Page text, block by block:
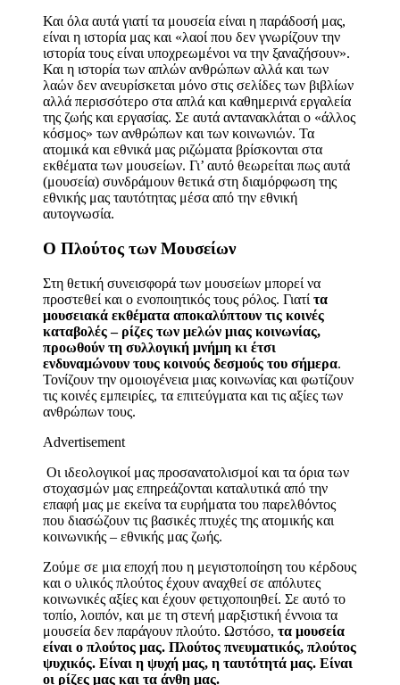
Και όλα αυτά γιατί τα μουσεία είναι η παράδοσή μας,
είναι η ιστορία μας και «λαοί που δεν γνωρίζουν την
ιστορία τους είναι υποχρεωμένοι να την ξαναζήσουν».
Και η ιστορία των απλών ανθρώπων αλλά και των
λαών δεν ανευρίσκεται μόνο στις σελίδες των βιβλίων
αλλά περισσότερο στα απλά και καθημερινά εργαλεία
της ζωής και εργασίας. Σε αυτά αντανακλάται ο «άλλος
κόσμος» των ανθρώπων και των κοινωνιών. Τα
ατομικά και εθνικά μας ριζώματα βρίσκονται στα
εκθέματα των μουσείων. Γι’ αυτό θεωρείται πως αυτά
(μουσεία) συνδράμουν θετικά στη διαμόρφωση της
εθνικής μας ταυτότητας μέσα από την εθνική
αυτογνωσία.
Ο Πλούτος των Μουσείων
Στη θετική συνεισφορά των μουσείων μπορεί να
προστεθεί και ο ενοποιητικός τους ρόλος. Γιατί τα
μουσειακά εκθέματα αποκαλύπτουν τις κοινές
καταβολές – ρίζες των μελών μιας κοινωνίας,
προωθούν τη συλλογική μνήμη κι έτσι
ενδυναμώνουν τους κοινούς δεσμούς του σήμερα.
Τονίζουν την ομοιογένεια μιας κοινωνίας και φωτίζουν
τις κοινές εμπειρίες, τα επιτεύγματα και τις αξίες των
ανθρώπων τους.
Advertisement
Οι ιδεολογικοί μας προσανατολισμοί και τα όρια των
στοχασμών μας επηρεάζονται καταλυτικά από την
επαφή μας με εκείνα τα ευρήματα του παρελθόντος
που διασώζουν τις βασικές πτυχές της ατομικής και
κοινωνικής – εθνικής μας ζωής.
Ζούμε σε μια εποχή που η μεγιστοποίηση του κέρδους
και ο υλικός πλούτος έχουν αναχθεί σε απόλυτες
κοινωνικές αξίες και έχουν φετιχοποιηθεί. Σε αυτό το
τοπίο, λοιπόν, και με τη στενή μαρξιστική έννοια τα
μουσεία δεν παράγουν πλούτο. Ωστόσο, τα μουσεία
είναι ο πλούτος μας. Πλούτος πνευματικός, πλούτος
ψυχικός. Είναι η ψυχή μας, η ταυτότητά μας. Είναι
οι ρίζες μας και τα άνθη μας.